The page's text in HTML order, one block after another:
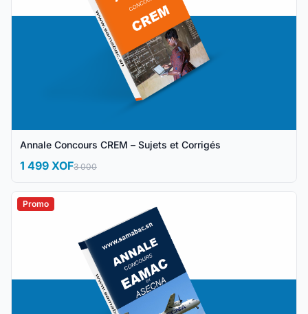
Annale Concours CREM – Sujets et Corrigés
1 499 XOF3 000
Promo